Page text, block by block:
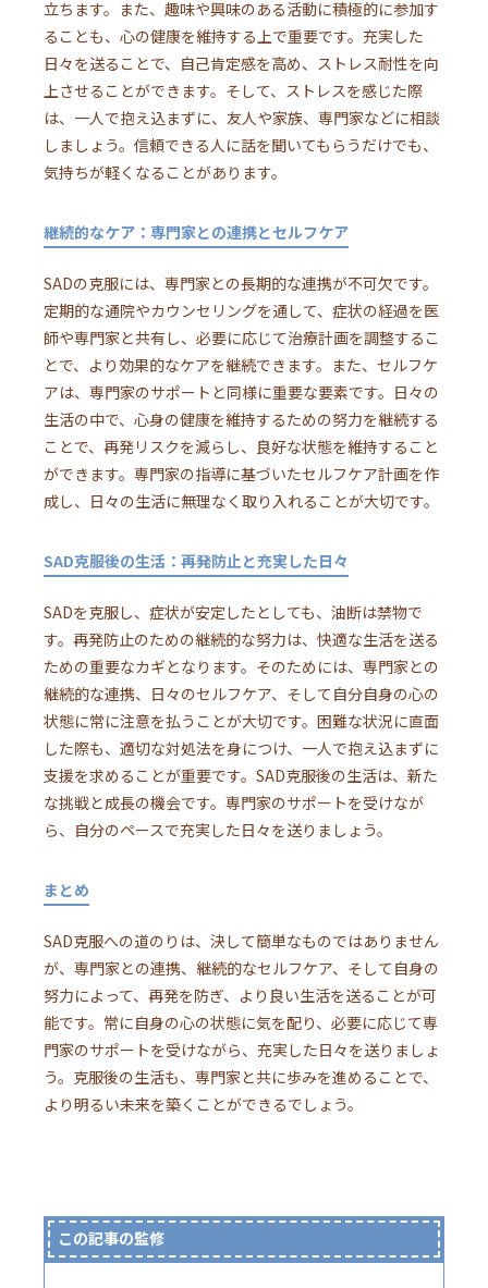
立ちます。また、趣味や興味のある活動に積極的に参加す
ることも、心の健康を維持する上で重要です。充実した
日々を送ることで、自己肯定感を高め、ストレス耐性を向
上させることができます。そして、ストレスを感じた際
は、一人で抱え込まずに、友人や家族、専門家などに相談
しましょう。信頼できる人に話を聞いてもらうだけでも、
気持ちが軽くなることがあります。
継続的なケア：専門家との連携とセルフケア
SADの克服には、専門家との長期的な連携が不可欠です。
定期的な通院やカウンセリングを通して、症状の経過を医
師や専門家と共有し、必要に応じて治療計画を調整するこ
とで、より効果的なケアを継続できます。また、セルフケ
アは、専門家のサポートと同様に重要な要素です。日々の
生活の中で、心身の健康を維持するための努力を継続する
ことで、再発リスクを減らし、良好な状態を維持すること
ができます。専門家の指導に基づいたセルフケア計画を作
成し、日々の生活に無理なく取り入れることが大切です。
SAD克服後の生活：再発防止と充実した日々
SADを克服し、症状が安定したとしても、油断は禁物で
す。再発防止のための継続的な努力は、快適な生活を送る
ための重要なカギとなります。そのためには、専門家との
継続的な連携、日々のセルフケア、そして自分自身の心の
状態に常に注意を払うことが大切です。困難な状況に直面
した際も、適切な対処法を身につけ、一人で抱え込まずに
支援を求めることが重要です。SAD克服後の生活は、新た
な挑戦と成長の機会です。専門家のサポートを受けなが
ら、自分のペースで充実した日々を送りましょう。
まとめ
SAD克服への道のりは、決して簡単なものではありません
が、専門家との連携、継続的なセルフケア、そして自身の
努力によって、再発を防ぎ、より良い生活を送ることが可
能です。常に自身の心の状態に気を配り、必要に応じて専
門家のサポートを受けながら、充実した日々を送りましょ
う。克服後の生活も、専門家と共に歩みを進めることで、
より明るい未来を築くことができるでしょう。
この記事の監修